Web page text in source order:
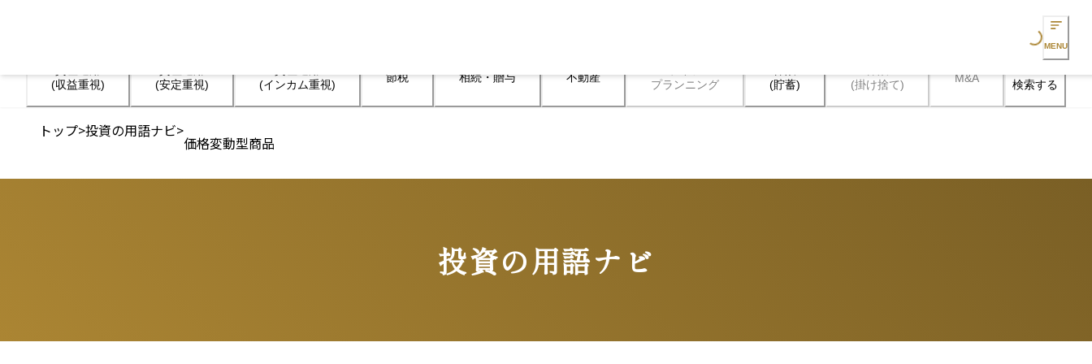
Loading...MENU
(収益重視)
(安定重視)
(インカム重視)
節税 相続・贈与 不動産
プランニング
(貯蓄)
(掛け捨て)
M&A 検索する
トップ>投資の用語ナビ>
価格変動型商品
投資の用語ナビ